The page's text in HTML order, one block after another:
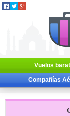
Vuelos
Compañías